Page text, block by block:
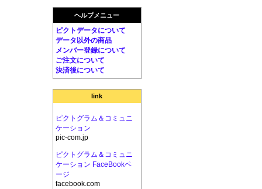
ヘルプメニュー
ピクトデータについて
データ以外の商品
メンバー登録について
ご注文について
決済後について
link
ピクトグラム＆コミュニ
ケーション
pic-com.jp
ピクトグラム＆コミュニ
ケーション FaceBookペ
ージ
facebook.com